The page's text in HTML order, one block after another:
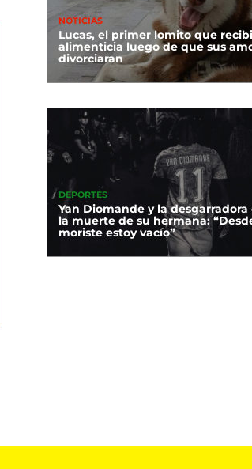
México arrasa en los
Juegos Centroamericanos
NOTICIAS
Lucas, el primer lomito que
alimenticia luego de que sus
divorciaran
DEPORTES
Yan Diomande y la
la muerte de su hermana:
moriste estoy vacío”